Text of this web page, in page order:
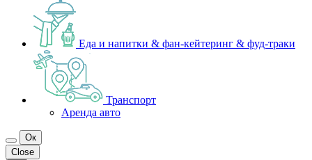
Еда и напитки & фан-кейтеринг & фуд-траки
Транспорт
Аренда авто
Ок
Close